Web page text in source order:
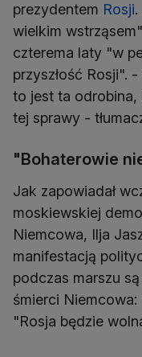
prezydentem Rosji
wielkim
czterema laty "w
przyszłość Rosji".
to jest ta
tej sprawy -
"Bohaterowie
Jak zapowiadał
moskiewskiej
Niemcowa, Ilja
manifestacją
podczas marszu
śmierci
"Rosja będzie